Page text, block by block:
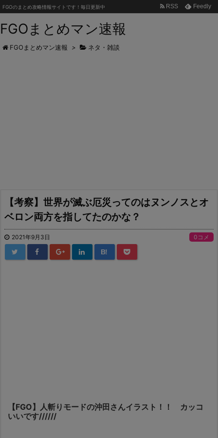
FGOまとめマン速報
FGOのまとめ攻略情報サイトです！毎日更新中 RSS Feedly
FGOまとめマン速報 > ネタ・雑談
【考察】世界が滅ぶ厄災ってのはヌンノスとオ
ベロン両方を指してたのかな？
2021年9月3日 0コメ
B!
【FGO】人斬りモードの沖田さんイラスト！！ カッコ
いいです//////